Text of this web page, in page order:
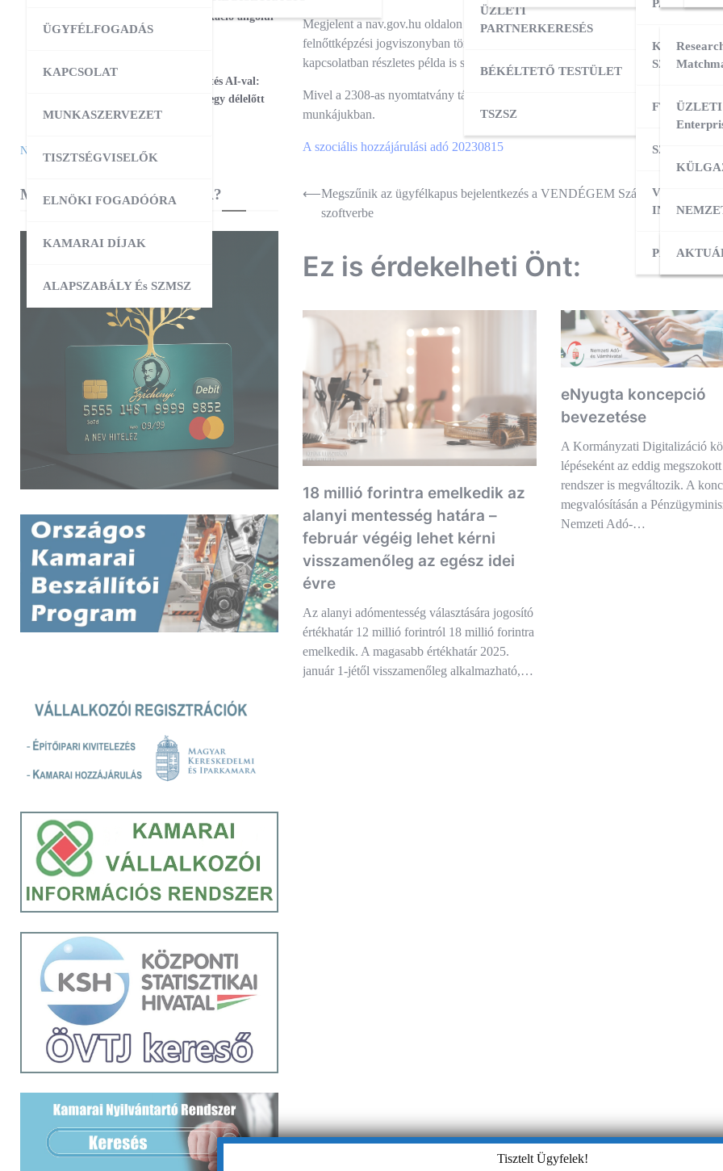
ÜZLETI
PARTNERKERESÉS
BÉKÉLTETŐ TESTÜLET
TSZSZ
KÜLPIACI
FT
INDÍTÁSA
ÜGYFÉLFOGADÁS
KAPCSOLAT
MUNKASZERVEZET
TISZTSÉGVISELŐK
ELNÖKI FOGADÓÓRA
KAMARAI DÍJAK
ALAPSZABÁLY És SZMSZ
Megjelent a nav.gov.hu oldalon az alább olvasható tájékoztató a szociális
felnőttképzési jogviszonyban történt évfolyamszorzó változásról is (és a
kapcsolatban részletes példa is szerepel az anyagban).
Mivel a 2308-as nyomtatvány tájékoztatójában egyelőre az évfolyamszorzót illető
munkájukban.
A szociális hozzájárulási adó 20230815
Bejegyzés
navigáció
⟵Megszűnik az ügyfélkapus bejelentkezés a VENDÉGEM Szállás
szoftverbe
Ez is érdekelheti Önt:
18 millió forintra emelkedik az
alanyi mentesség határa –
február végéig lehet kérni
visszamenőleg az egész idei
évre
Az alanyi adómentesség választására jogosító
értékhatár 12 millió forintról 18 millió forintra
emelkedik. A magasabb értékhatár 2025.
január 1-jétől visszamenőleg alkalmazható,…
eNyugta koncepció
bevezetése
A Kormányzati Digitalizáció
lépéseként az eddig
rendszer is megváltozik. A
megvalósításán a
Nemzeti Adó-…
Magabiztos üzleti kommunikáció angolul
– 2 napos workshop
25
Workshop – Facebook hirdetés AI-val:
szövegtől a kész kampányig egy délelőtt
alatt
Naptár megtekintése
MIBEN SEGÍT A KAMARA?
Tisztelt Ügyfelek!